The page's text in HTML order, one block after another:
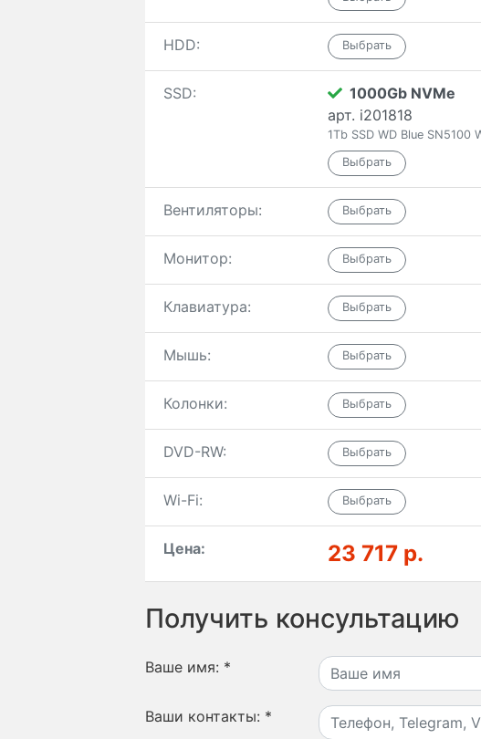
HDD:
SSD:
1000Gb NVMe
арт. i201818
1Tb SSD WD Blue SN5100
Вентиляторы:
Монитор:
Клавиатура:
Мышь:
Колонки:
DVD-RW:
Wi-Fi:
Цена: 23 717 р.
Получить консультацию
Ваше имя: *
Ваши контакты: *